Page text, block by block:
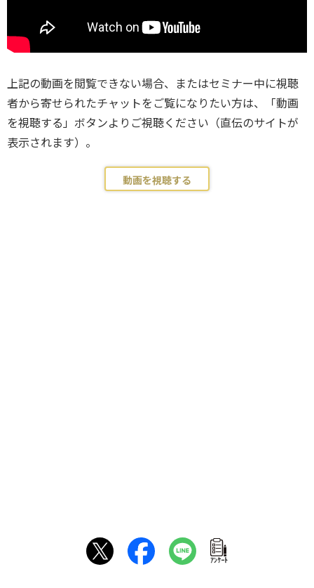
上記の動画を閲覧できない場合、またはセミナー中に視聴
者から寄せられたチャットをご覧になりたい方は、「動画
を視聴する」ボタンよりご視聴ください（直伝のサイトが
表示されます）。
動画を視聴する
ｱﾝｹｰﾄ